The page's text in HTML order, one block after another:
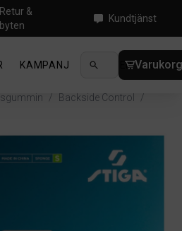
Retur &
byten
Kundtjänst
KAMPANJ NYHETER
/ Backside Control
/